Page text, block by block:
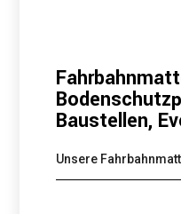
Baustellen,
Unsere